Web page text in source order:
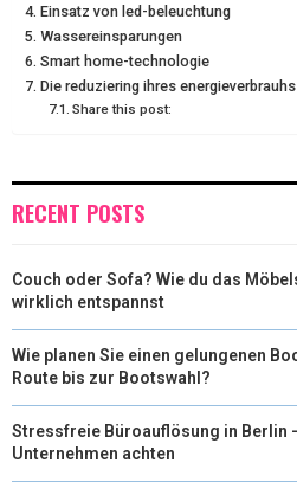
E
R
)
Einsatz von led-beleuchtung
Wassereinsparungen
Smart home-technologie
Die reduziering ihres energieverbrauhs
Share this post:
RECENT POSTS
Couch oder Sofa? Wie du das
wirklich entspannst
Wie planen Sie einen gelungenen
Route bis zur Bootswahl?
Stressfreie Büroauflösung in Berlin
Unternehmen achten